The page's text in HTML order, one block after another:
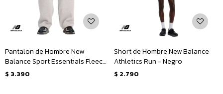
Pantalon de Hombre New
Balance Sport Essentials Fleece
- Gris
$ 3.390
Short de Hombre New Balance
Athletics Run - Negro
$ 2.790